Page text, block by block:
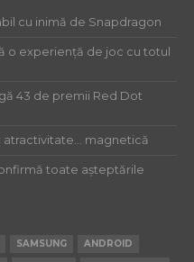
cu inimă de Snapdragon
o experiență de joc cu totul
43 de premii Red Dot
atractivitate… magnetică
toate așteptările
SAMSUNG
ANDROID